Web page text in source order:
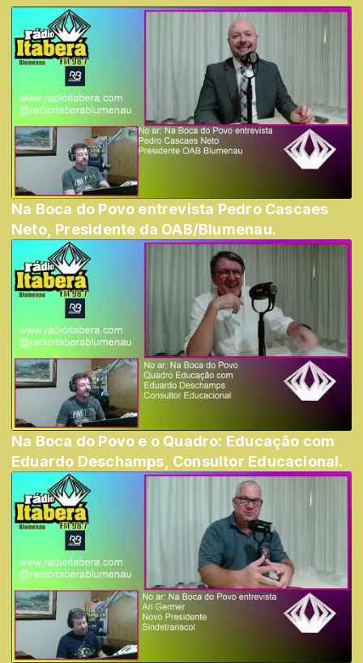
Na Boca do Povo entrevista Pedro Cascaes
Neto, Presidente da OAB/Blumenau.
Na Boca do Povo e o Quadro: Educação com
Eduardo Deschamps, Consultor Educacional.